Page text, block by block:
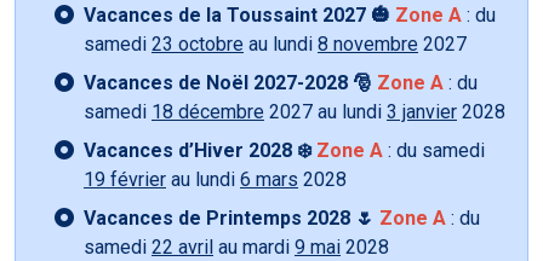
Vacances de la Toussaint 2027 🎃 Zone A : du
samedi 23 octobre au lundi 8 novembre 2027
Vacances de Noël 2027-2028 🎅 Zone A : du
samedi 18 décembre 2027 au lundi 3 janvier 2028
Vacances d’Hiver 2028 ❄️ Zone A : du samedi
19 février au lundi 6 mars 2028
Vacances de Printemps 2028 🌷 Zone A : du
samedi 22 avril au mardi 9 mai 2028